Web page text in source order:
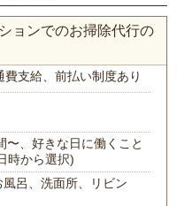
ョンでのお掃除代行の
費支給、前払い制度あり
〜、好きな日に働くこと
時から選択)
呂、洗面所、リビン